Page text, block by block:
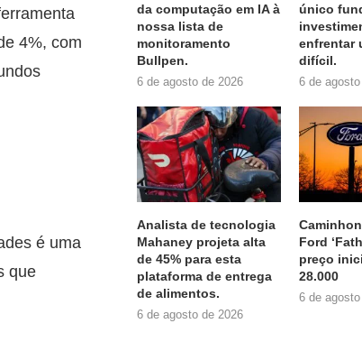
4%, com
é uma
que
da computação em IA à
nossa lista de
monitoramento
Bullpen.
6 de agosto de 2026
único
enfrentar
difícil.
6 de
Analista de tecnologia
Mahaney projeta alta
de 45% para esta
plataforma de entrega
de alimentos.
6 de agosto de 2026
Ford
preço
28.000
6 de